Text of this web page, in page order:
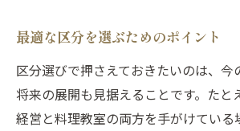
最適な区分を選ぶためのポイント
区分選びで押さえておきたいのは、今
将来の展開も見据えることです。たと
経営と料理教室の両方を手がけている